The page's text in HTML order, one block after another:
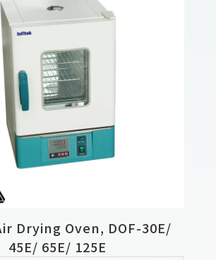
Drying Oven, DOF-30E/
45E/ 65E/ 125E